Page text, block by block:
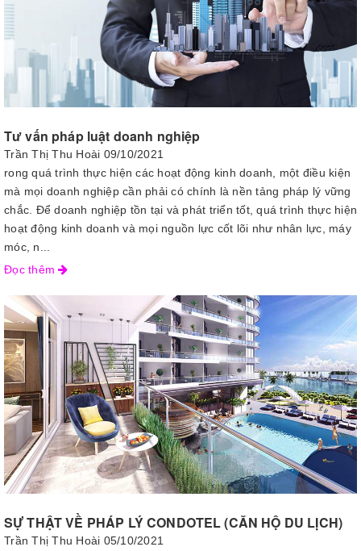
Tư vấn pháp luật doanh nghiệp
Trần Thị Thu Hoài 09/10/2021
rong quá trình thực hiện các hoạt động kinh doanh, một điều kiện
mà mọi doanh nghiệp cần phải có chính là nền tảng pháp lý vững
chắc. Để doanh nghiệp tồn tại và phát triển tốt, quá trình thực hiện
hoạt động kinh doanh và mọi nguồn lực cốt lõi như nhân lực, máy
móc, n...
Đọc thêm
SỰ THẬT VỀ PHÁP LÝ CONDOTEL (CĂN HỘ DU LỊCH)
Trần Thị Thu Hoài 05/10/2021